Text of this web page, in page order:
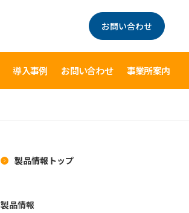
お問い合わせ
導入事例 お問い合わせ 事業所案内
製品情報トップ
製品情報